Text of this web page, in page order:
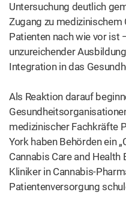
Untersuchung deutlich
Zugang zu medizinischem
Patienten nach wie vor ist
unzureichender
Integration in das
Als Reaktion darauf
medizinischer Fachkräfte
York haben Behörden ein
Cannabis Care and Health
Kliniker in Cannabis-
Patientenversorgung